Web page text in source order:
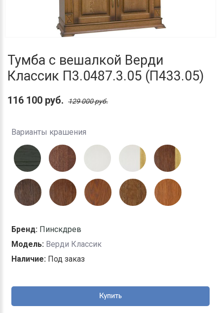
Тумба с вешалкой Верди
Классик П3.0487.3.05 (П433.05)
116 100 руб. 129 000 руб.
Варианты крашения
Бренд: Пинскдрев
Модель: Верди Классик
Наличие: Под заказ
Купить